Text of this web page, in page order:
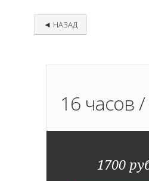
◄ НАЗАД
16 часов /
1700